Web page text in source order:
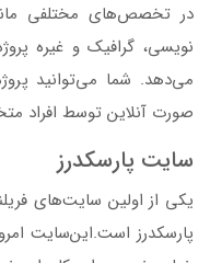
در تخصص‌های مختلفی
نویسی، گرافیک و غیره
می‌دهد. شما می‌توانید
صورت آنلاین توسط افراد
سایت پارسکدرز
یکی از اولین سایت‌های
پارسکدرز است.این‌سایت